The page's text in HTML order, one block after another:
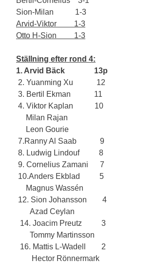
Sion-Milan           1-3
Arvid-Viktor         1-3
Otto H-Sion         1-3
Ställning efter rond 4:
1. Arvid Bäck               13p
2. Yuanming Xu            12
3. Bertil Ekman            11
4. Viktor Kaplan           10
     Milan Rajan
     Leon Gourie
7.Ranny Al Saab            9
8. Ludwig Lindouf          8
9. Cornelius Zamani      7
10.Anders Ekblad          5
     Magnus Wassén
12. Sion Johansson        4
       Azad Ceylan
  14. Joacim Preutz          3
       Tommy Martinsson
  16. Mattis L-Wadell        2
        Hector Rönnermark